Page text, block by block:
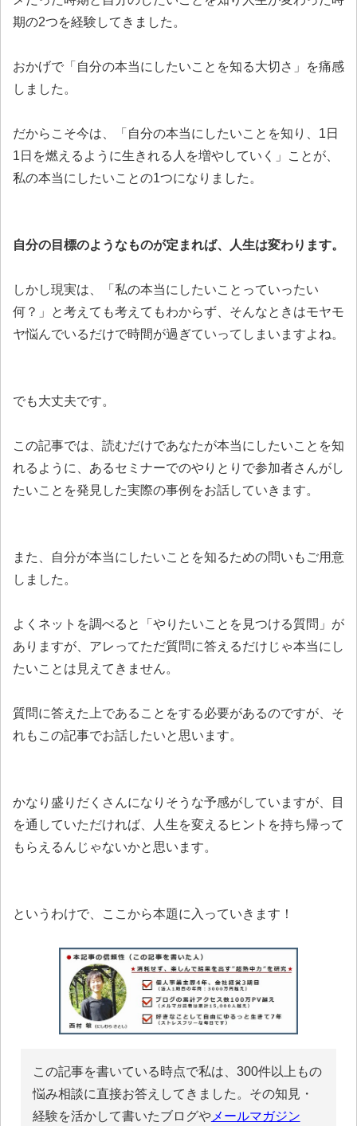
期の2つを経験してきました。
おかげで「自分の本当にしたいことを知る大切さ」を痛感
しました。
だからこそ今は、「自分の本当にしたいことを知り、1日
1日を燃えるように生きれる人を増やしていく」ことが、
私の本当にしたいことの1つになりました。
自分の目標のようなものが定まれば、人生は変わります。
しかし現実は、「私の本当にしたいことっていったい
何？」と考えても考えてもわからず、そんなときはモヤモ
ヤ悩んでいるだけで時間が過ぎていってしまいますよね。
でも大丈夫です。
この記事では、読むだけであなたが本当にしたいことを知
れるように、あるセミナーでのやりとりで参加者さんがし
たいことを発見した実際の事例をお話していきます。
また、自分が本当にしたいことを知るための問いもご用意
しました。
よくネットを調べると「やりたいことを見つける質問」が
ありますが、アレってただ質問に答えるだけじゃ本当にし
たいことは見えてきません。
質問に答えた上であることをする必要があるのですが、そ
れもこの記事でお話したいと思います。
かなり盛りだくさんになりそうな予感がしていますが、目
を通していただければ、人生を変えるヒントを持ち帰って
もらえるんじゃないかと思います。
というわけで、ここから本題に入っていきます！
この記事を書いている時点で私は、300件以上もの
悩み相談に直接お答えしてきました。その知見・
経験を活かして書いたブログやメールマガジン